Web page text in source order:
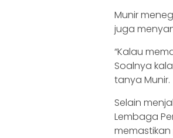
Munir
juga
“Kalau
Soalnya
tanya Munir.
Selain
Lembaga